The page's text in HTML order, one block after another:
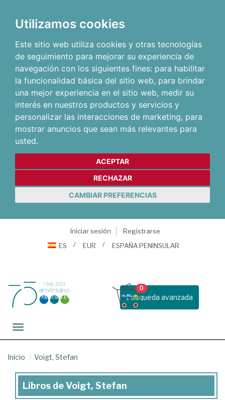
Utilizamos cookies
Este sitio web utiliza cookies y otras tecnologías
de seguimiento para mejorar su experiencia de
navegación con los siguientes fines: para habilitar
la funcionalidad básica del sitio web, para brindar
una mejor experiencia en el sitio web, medir su
interés en nuestros productos y servicios y
personalizar las interacciones de marketing, para
mostrar anuncios que sean más relevantes para
usted.
ACEPTAR
RECHAZAR
CAMBIAR PREFERENCIAS
Iniciar sesión
Registrarse
ES
EUR ESPAÑA PENINSULAR
Busqueda avanzada
0
Toggle navigation
Inicio Voigt, Stefan
Libros
Libros de Voigt, Stefan